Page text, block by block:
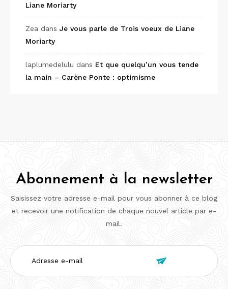
Liane Moriarty
Zea dans Je vous parle de Trois voeux de Liane
Moriarty
laplumedelulu dans Et que quelqu’un vous tende
la main – Carène Ponte : optimisme
Abonnement à la newsletter
Saisissez votre adresse e-mail pour vous abonner à ce blog
et recevoir une notification de chaque nouvel article par e-
mail.
Adresse
e-
mail
